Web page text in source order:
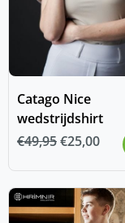
Catago Nice
wedstrijdshirt
€49,95€25,00